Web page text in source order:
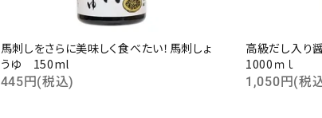
馬刺しをさらに美味しく食べたい！馬刺しょ
うゆ 150ml
445円(税込)
高級だし入り
1000ｍｌ
1,050円(税